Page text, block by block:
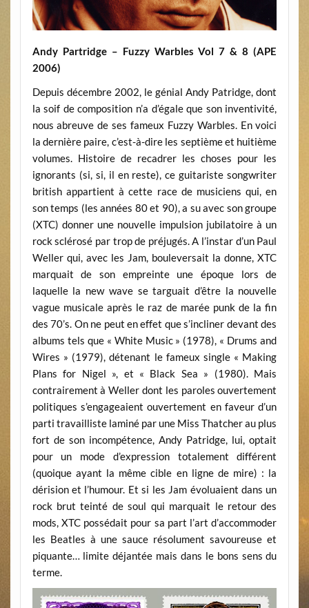
Andy Partridge – Fuzzy Warbles Vol 7 & 8 (APE
2006)
Depuis décembre 2002, le génial Andy Patridge, dont
la soif de composition n’a d’égale que son inventivité,
nous abreuve de ses fameux Fuzzy Warbles. En voici
la dernière paire, c’est-à-dire les septième et huitième
volumes. Histoire de recadrer les choses pour les
ignorants (si, si, il en reste), ce guitariste songwriter
british appartient à cette race de musiciens qui, en
son temps (les années 80 et 90), a su avec son groupe
(XTC) donner une nouvelle impulsion jubilatoire à un
rock sclérosé par trop de préjugés. A l’instar d’un Paul
Weller qui, avec les Jam, bouleversait la donne, XTC
marquait de son empreinte une époque lors de
laquelle la new wave se targuait d’être la nouvelle
vague musicale après le raz de marée punk de la fin
des 70’s. On ne peut en effet que s’incliner devant des
albums tels que « White Music » (1978), « Drums and
Wires » (1979), détenant le fameux single « Making
Plans for Nigel », et « Black Sea » (1980). Mais
contrairement à Weller dont les paroles ouvertement
politiques s’engageaient ouvertement en faveur d’un
parti travailliste laminé par une Miss Thatcher au plus
fort de son incompétence, Andy Patridge, lui, optait
pour un mode d’expression totalement différent
(quoique ayant la même cible en ligne de mire) : la
dérision et l’humour. Et si les Jam évoluaient dans un
rock brut teinté de soul qui marquait le retour des
mods, XTC possédait pour sa part l’art d’accommoder
les Beatles à une sauce résolument savoureuse et
piquante… limite déjantée mais dans le bons sens du
terme.